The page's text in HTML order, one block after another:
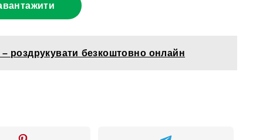
роздрукувати безкоштовно онлайн